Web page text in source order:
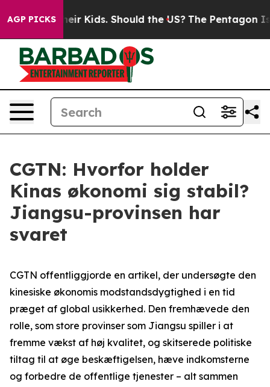
AGP PICKS
for Their Kids. Should the US? The Pentagon Is
CGTN: Hvorfor holder
Kinas økonomi sig stabil?
Jiangsu-provinsen har
svaret
CGTN offentliggjorde en artikel, der undersøgte den
kinesiske økonomis modstandsdygtighed i en tid
præget af global usikkerhed. Den fremhævede den
rolle, som store provinser som Jiangsu spiller i at
fremme vækst af høj kvalitet, og skitserede politiske
tiltag til at øge beskæftigelsen, hæve indkomsterne
og forbedre de offentlige tjenester – alt sammen